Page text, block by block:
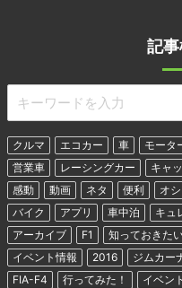
記
クルマ エコカー 車 モータ
営業車
レーシングカー キャ
感動
動画 ネタ 便利 オ
バイク
アプリ 車中泊 キュ
アーカイブ
F1 知っておきた
イベント情報
2016 ジムカー
FIA-F4
行ってみた！ イベント